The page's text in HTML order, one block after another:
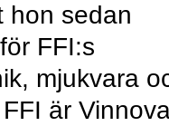
hon sedan
FFI:s
mjukvara
är